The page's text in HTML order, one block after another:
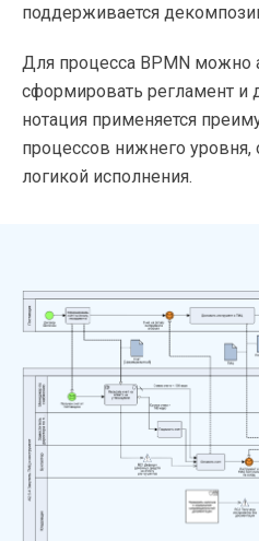
поддерживается
Для процесса BPMN можно
сформировать регламент и
нотация применяется
процессов нижнего
логикой исполнения.